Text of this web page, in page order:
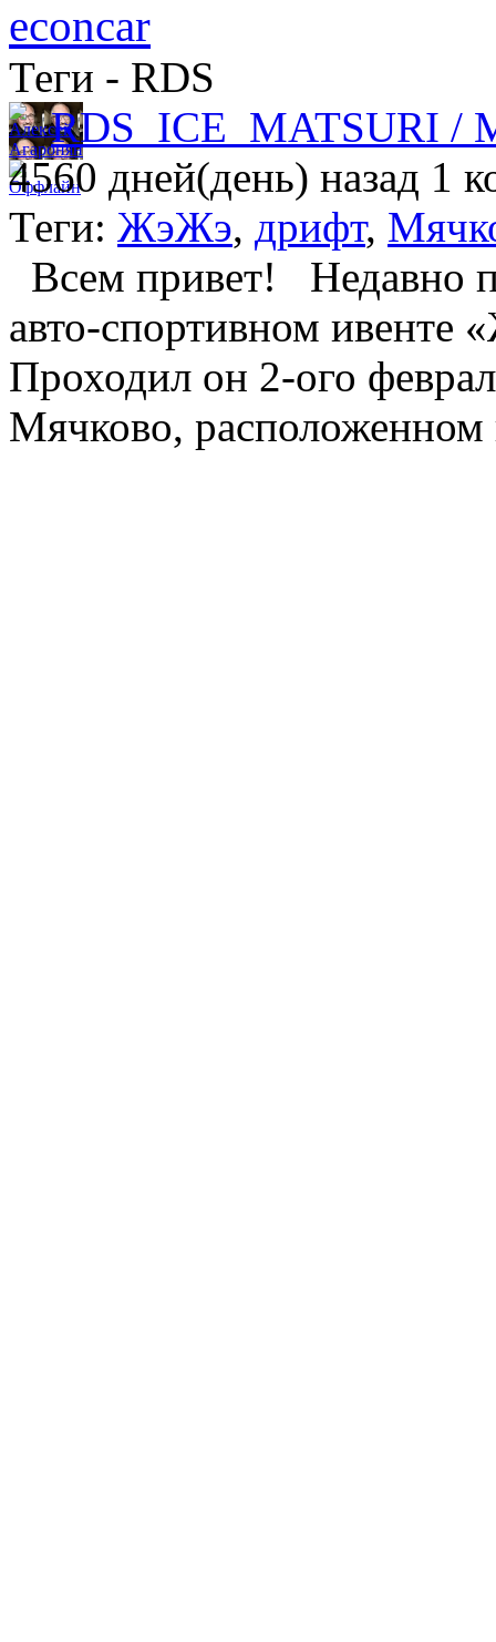
econcar
Теги - RDS
RDS_ICE_MATSURI /
4560 дней(день) назад 1
Теги: ЖэЖэ, дрифт,
Всем привет! Недавно
авто-спортивном
Проходил он 2-ого
Мячково, расположенном